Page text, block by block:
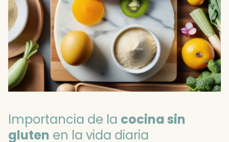
Importancia de la cocina sin
gluten en la vida diaria